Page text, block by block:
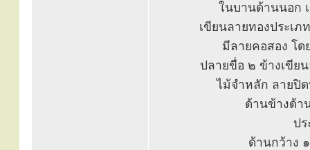
ในบานด้านนอก
เขียนลายทองประเภ
มีลายคอสอง โด
ปลายขื่อ ๒ ข้างเขีย
ไม้จำหลัก ลายปิ
ด้านข้างด้า
ป
ด้านกว้าง